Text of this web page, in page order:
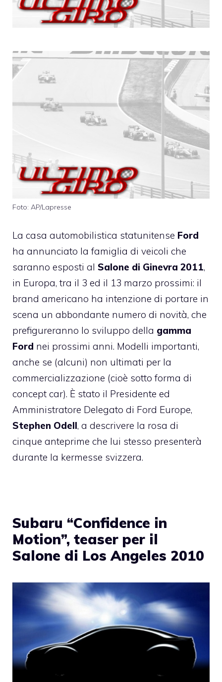
Foto: AP/Lapresse
La casa automobilistica statunitense Ford
ha annunciato la famiglia di veicoli che
saranno esposti al Salone di Ginevra 2011,
in Europa, tra il 3 ed il 13 marzo prossimi: il
brand americano ha intenzione di portare in
scena un abbondante numero di novità, che
prefigureranno lo sviluppo della gamma
Ford nei prossimi anni. Modelli importanti,
anche se (alcuni) non ultimati per la
commercializzazione (cioè sotto forma di
concept car). È stato il Presidente ed
Amministratore Delegato di Ford Europe,
Stephen Odell, a descrivere la rosa di
cinque anteprime che lui stesso presenterà
durante la kermesse svizzera.
Subaru “Confidence in
Motion”, teaser per il
Salone di Los Angeles 2010